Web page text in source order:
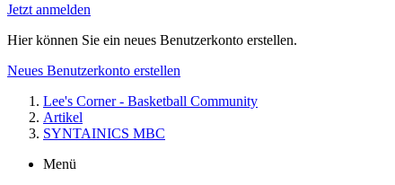
Jetzt anmelden
Hier können Sie ein neues Benutzerkonto erstellen.
Neues Benutzerkonto erstellen
Lee's Corner - Basketball Community
Artikel
SYNTAINICS MBC
Menü